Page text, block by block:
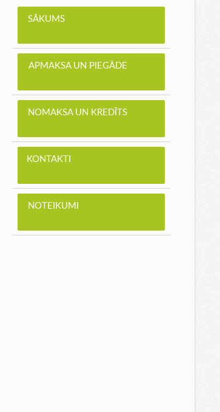
SĀKUMS
APMAKSA UN PIEGĀDE
NOMAKSA UN KREDĪTS
KONTAKTI
NOTEIKUMI